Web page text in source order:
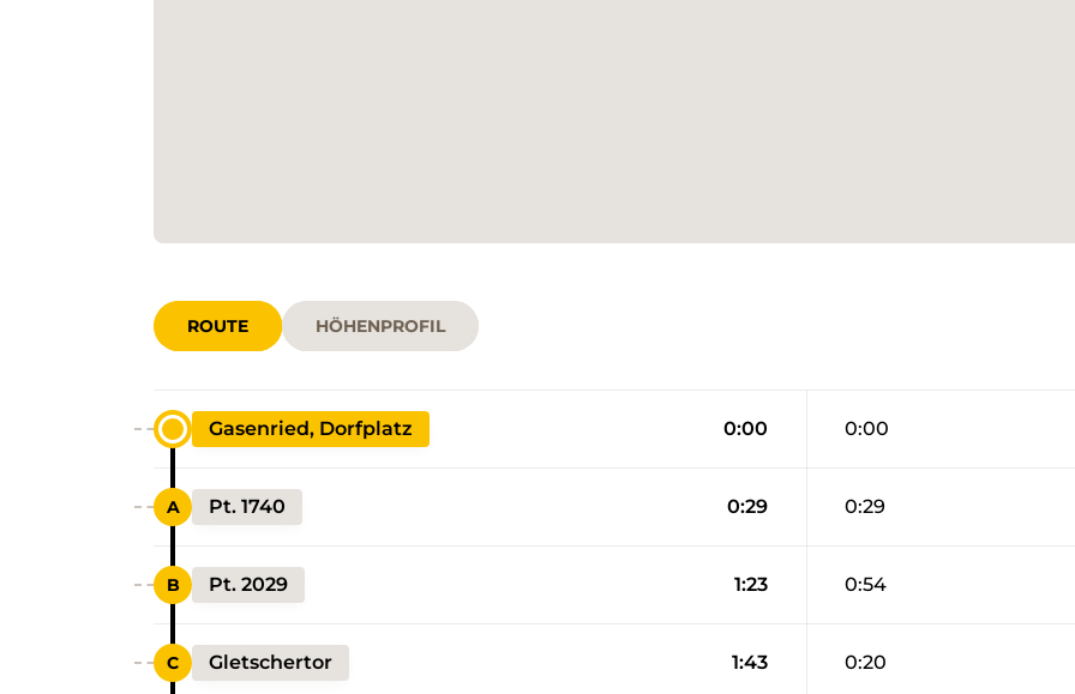
ROUTE HÖHENPROFIL
Gasenried, Dorfplatz 0:00 0:00
Pt. 1740 0:29 0:29
Pt. 2029 1:23 0:54
Gletschertor 1:43 0:20